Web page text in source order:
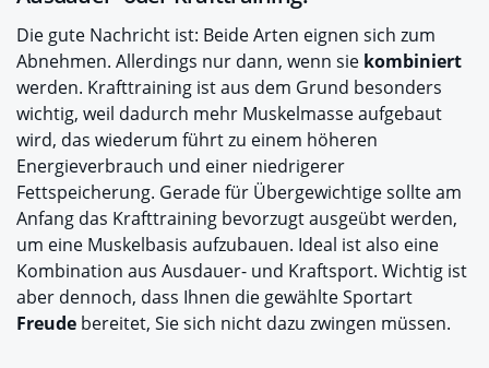
Die gute Nachricht ist: Beide Arten eignen sich zum
Abnehmen. Allerdings nur dann, wenn sie kombiniert
werden. Krafttraining ist aus dem Grund besonders
wichtig, weil dadurch mehr Muskelmasse aufgebaut
wird, das wiederum führt zu einem höheren
Energieverbrauch und einer niedrigerer
Fettspeicherung. Gerade für Übergewichtige sollte am
Anfang das Krafttraining bevorzugt ausgeübt werden,
um eine Muskelbasis aufzubauen. Ideal ist also eine
Kombination aus Ausdauer- und Kraftsport. Wichtig ist
aber dennoch, dass Ihnen die gewählte Sportart
Freude bereitet, Sie sich nicht dazu zwingen müssen.